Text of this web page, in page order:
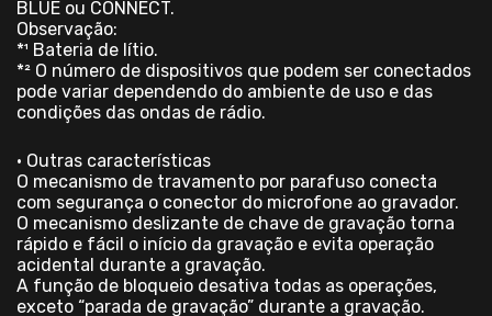
BLUE ou CONNECT.
Observação:
*¹ Bateria de lítio.
*² O número de dispositivos que podem ser conectados
pode variar dependendo do ambiente de uso e das
condições das ondas de rádio.
• Outras características
O mecanismo de travamento por parafuso conecta
com segurança o conector do microfone ao gravador.
O mecanismo deslizante de chave de gravação torna
rápido e fácil o início da gravação e evita operação
acidental durante a gravação.
A função de bloqueio desativa todas as operações,
exceto “parada de gravação” durante a gravação.